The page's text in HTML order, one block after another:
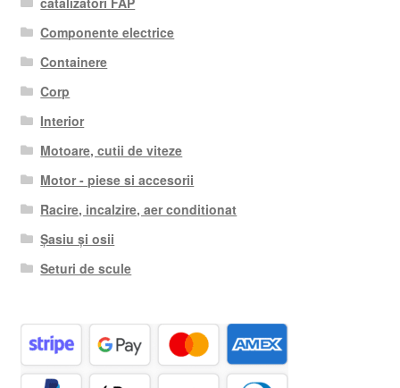
Componente electrice
Containere
Corp
Interior
Motoare, cutii de viteze
Motor - piese si accesorii
Racire, incalzire, aer conditionat
Șasiu și osii
Seturi de scule